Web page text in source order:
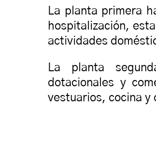
La planta primera
hospitalización,
actividades
La planta
dotacionales y
vestuarios, cocina y